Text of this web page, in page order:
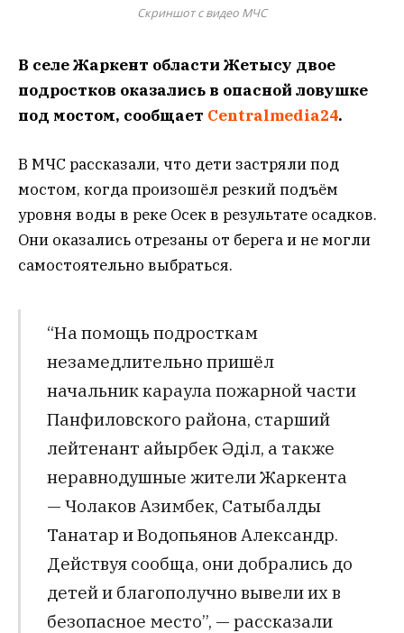
Скриншот с видео МЧС
В селе Жаркент области Жетысу двое
подростков оказались в опасной ловушке
под мостом, сообщает Centralmedia24.
В МЧС рассказали, что дети застряли под
мостом, когда произошёл резкий подъём
уровня воды в реке Осек в результате осадков.
Они оказались отрезаны от берега и не могли
самостоятельно выбраться.
“На помощь подросткам
незамедлительно пришёл
начальник караула пожарной части
Панфиловского района, старший
лейтенант Қайырбек Әділ, а также
неравнодушные жители Жаркента
— Чолаков Азимбек, Сатыбалды
Танатар и Водопьянов Александр.
Действуя сообща, они добрались до
детей и благополучно вывели их в
безопасное место”, — рассказали